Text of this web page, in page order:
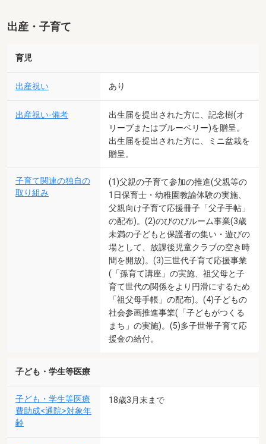
出産・子育て
育児
出産祝い あり
出産祝い-備考
出生届を提出された方に、記念樹(オ
リーブまたはブルーベリー)を贈呈。
出生届を提出された方に、ミニ盆栽を
贈呈。
子育て関連の独自の
取り組み
(1)父親の子育て参加の推進(父親等の
1日保育士・幼稚園教諭体験の実施、
父親向け子育て応援冊子「父子手帖」
の配布)。(2)のびのびルーム事業(3歳
未満の子どもと保護者の集い・遊びの
場として、放課後児童クラブの空き時
間を開放)。(3)三世代子育て応援事業
(「孫育て講座」の実施、祖父母と子
育て世代の関係をより円滑にするため
「祖父母手帳」の配布)。(4)子どもの
社会参画推進事業(「子どもがつくる
まち」の実施)。(5)多子世帯子育て応
援金の給付。
子ども・学生等医療
子ども・学生等医療
費助成<通院>対象年
齢
18歳3月末まで